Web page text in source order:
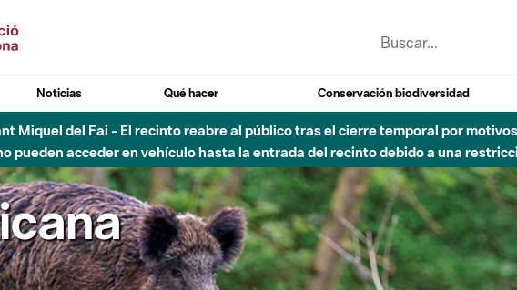
Noticias Qué hacer Conservación biodiversidad
Besós - Activación de la Fase de Alerta del Parque Fluvial del Besòs por
Cerrados los accesos al Parque.